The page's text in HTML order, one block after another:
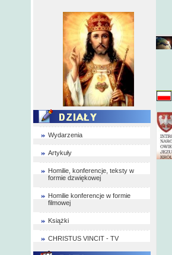
Wydarzenia
Artykuły
Homilie, konferencje, teksty w
formie dzwiękowej
Homilie konferencje w formie
filmowej
Książki
CHRISTUS VINCIT - TV